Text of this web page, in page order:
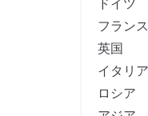
フランス
英国
イタリア
ロシア